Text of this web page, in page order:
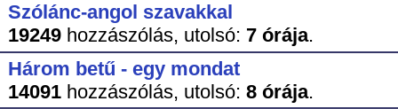
Szólánc-angol szavakkal
19249hozzászólás, utolsó: 7 órája.
Három betű - egy mondat
14091hozzászólás, utolsó: 8 órája.